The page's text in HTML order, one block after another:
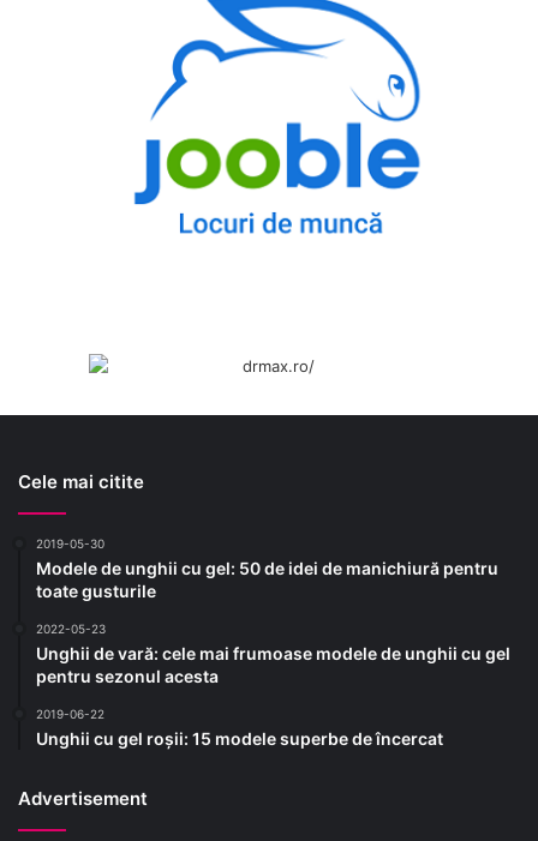
Cele mai citite
2019-05-30
Modele de unghii cu gel: 50 de idei de manichiură pentru
toate gusturile
2022-05-23
Unghii de vară: cele mai frumoase modele de unghii cu gel
pentru sezonul acesta
2019-06-22
Unghii cu gel roșii: 15 modele superbe de încercat
Advertisement